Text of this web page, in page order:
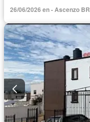
26/06/2026 en - Ascenzo BR